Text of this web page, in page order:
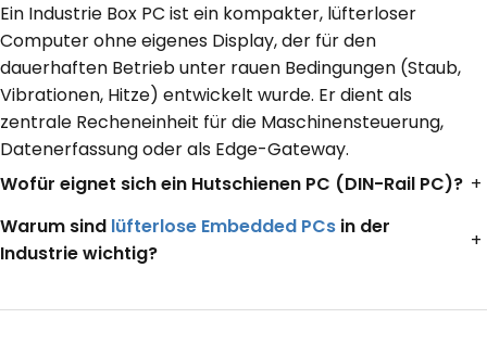
Ein Industrie Box PC ist ein kompakter, lüfterloser
Computer ohne eigenes Display, der für den
dauerhaften Betrieb unter rauen Bedingungen (Staub,
Vibrationen, Hitze) entwickelt wurde. Er dient als
zentrale Recheneinheit für die Maschinensteuerung,
Datenerfassung oder als Edge-Gateway.
Wofür eignet sich ein Hutschienen PC (DIN-Rail PC)? +
Warum sind lüfterlose Embedded PCs in der
Industrie wichtig?
+